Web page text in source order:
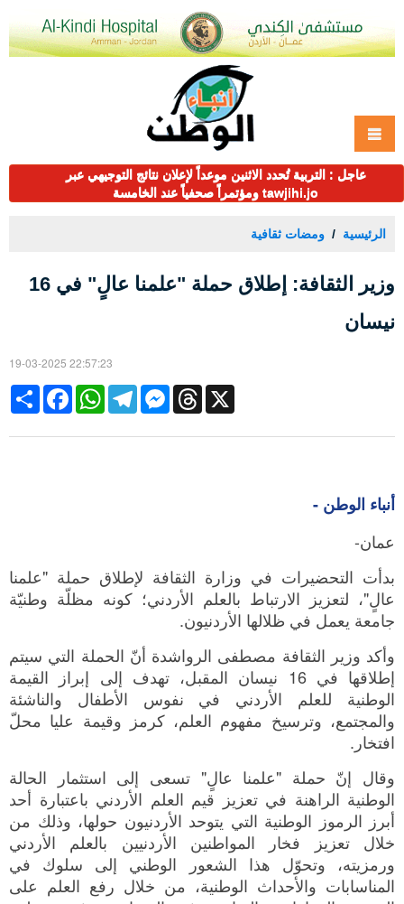
عاجل : التربية تُحدد الاثنين موعداً لإعلان نتائج التوجيهي عبر
tawjihi.jo ومؤتمراً صحفياً عند الخامسة
الرئيسية ومضات ثقافية
وزير الثقافة: إطلاق حملة "علمنا عالٍ" في 16
نيسان
19-03-2025 22:57:23
Share
FacebookWhatsAppTelegramMessengerThreads X
أنباء الوطن -
عمان-
بدأت التحضيرات في وزارة الثقافة لإطلاق حملة "علمنا
عالٍ"، لتعزيز الارتباط بالعلم الأردني؛ كونه مظلّة وطنيّة
جامعة يعمل في ظلالها الأردنيون.
وأكد وزير الثقافة مصطفى الرواشدة أنّ الحملة التي سيتم
إطلاقها في 16 نيسان المقبل، تهدف إلى إبراز القيمة
الوطنية للعلم الأردني في نفوس الأطفال والناشئة
والمجتمع، وترسيخ مفهوم العلم، كرمز وقيمة عليا محلّ
افتخار.
وقال إنّ حملة "علمنا عالٍ" تسعى إلى استثمار الحالة
الوطنية الراهنة في تعزيز قيم العلم الأردني باعتبارة أحد
أبرز الرموز الوطنية التي يتوحد الأردنيون حولها، وذلك من
خلال تعزيز فخار المواطنين الأردنيين بالعلم الأردني
ورمزيته، وتحوّل هذا الشعور الوطني إلى سلوك في
المناسابات والأحداث الوطنية، من خلال رفع العلم على